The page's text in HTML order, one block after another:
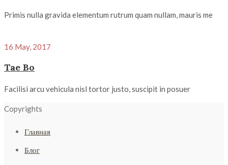
Primis nulla gravida elementum rutrum quam nullam, mauris me
16 May, 2017
Tae Bo
Facilisi arcu vehicula nisl tortor justo, suscipit in posuer
Copyrights
Главная
Блог